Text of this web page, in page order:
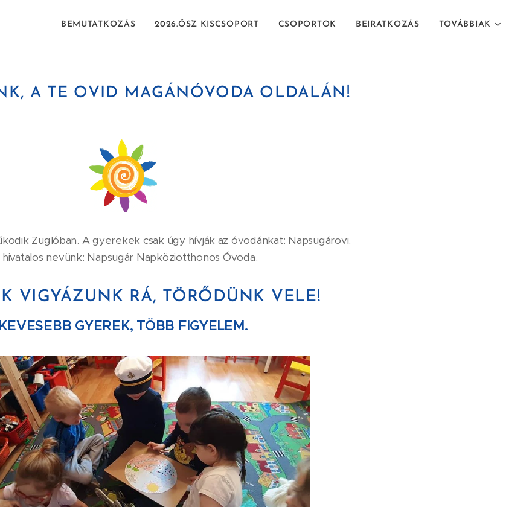
BEMUTATKOZÁS 2026.ŐSZ KISCSOPORT CSOPORTOK BEIRATKOZÁS TOVÁBBIAK
A TE OVID MAGÁNÓVODA OLDALÁN!
Zuglóban. A gyerekek csak úgy hívják az óvodánkat: Napsugárovi.
nevünk: Napsugár Napköziotthonos Óvoda.
VIGYÁZUNK RÁ, TÖRŐDÜNK VELE!
KEVESEBB GYEREK, TÖBB FIGYELEM.